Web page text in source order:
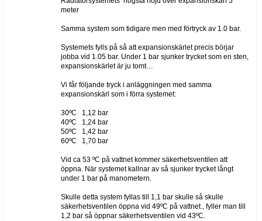
meter
Samma system som tidigare men med förtryck av 1.0 bar.
Systemets fylls på så att expansionskärlet precis börjar
jobba vid 1.05 bar. Under 1 bar sjunker trycket som en sten,
expansionskärlet är ju tomt…
Vi får följande tryck i anläggningen med samma
expansionskärl som i förra systemet:
30ºC 1,12 bar
40ºC 1,24 bar
50ºC 1,42 bar
60ºC 1,70 bar
Vid ca 53 ºC på vattnet kommer säkerhetsventilen att
öppna. När systemet kallnar av så sjunker trycket långt
under 1 bar på manometern.
Skulle detta system fyllas till 1,1 bar skulle så skulle
säkerhetsventilen öppna vid 49ºC på vattnet., fyller man till
1,2 bar så öppnar säkerhetsventilen vid 43ºC.